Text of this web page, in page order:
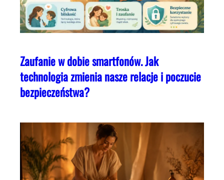
Zaufanie w dobie smartfonów. Jak
technologia zmienia nasze relacje i poczucie
bezpieczeństwa?